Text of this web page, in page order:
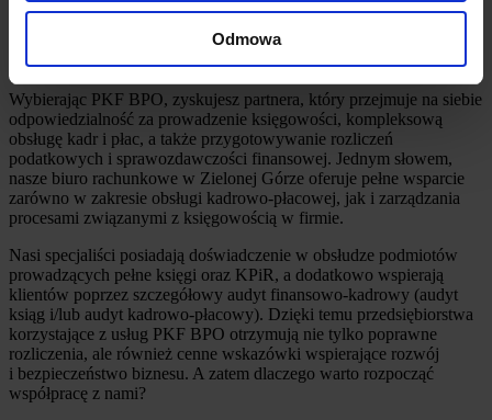
Odmowa
lokalnym rynku – poznaj korzyści ze
współpracy z nami
Wybierając PKF BPO, zyskujesz partnera, który przejmuje na siebie
odpowiedzialność za prowadzenie księgowości, kompleksową
obsługę kadr i płac, a także przygotowywanie rozliczeń
podatkowych i sprawozdawczości finansowej. Jednym słowem,
nasze biuro rachunkowe w Zielonej Górze oferuje pełne wsparcie
zarówno w zakresie obsługi kadrowo-płacowej, jak i zarządzania
procesami związanymi z księgowością w firmie.
Nasi specjaliści posiadają doświadczenie w obsłudze podmiotów
prowadzących pełne księgi oraz KPiR, a dodatkowo wspierają
klientów poprzez szczegółowy audyt finansowo-kadrowy (audyt
ksiąg i/lub audyt kadrowo-płacowy). Dzięki temu przedsiębiorstwa
korzystające z usług PKF BPO otrzymują nie tylko poprawne
rozliczenia, ale również cenne wskazówki wspierające rozwój
i bezpieczeństwo biznesu. A zatem dlaczego warto rozpocząć
współpracę z nami?